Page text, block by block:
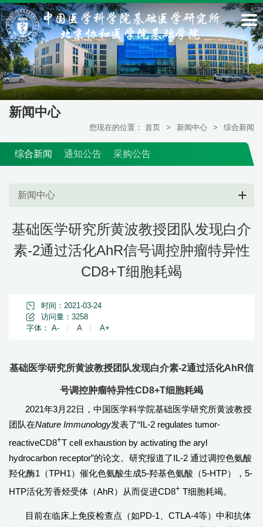
新闻中心
您现在的位置： 首页 > 新闻中心 > 综合新闻
综合新闻 通知公告 采购公告
新闻中心
基础医学研究所黄波教授团队发现白介
素-2通过活化AhR信号调控肿瘤特异性
CD8+T细胞耗竭
时间：2021-03-24
访问量： 3258
字体： A- A A+
基础医学研究所黄波教授团队发现白介素-2通过活化AhR信
号调控肿瘤特异性CD8+T细胞耗竭
2021年3月22日，中国医学科学院基础医学研究所黄波教授
团队在Nature Immunology发表了“IL-2 regulates tumor-
reactiveCD8+T cell exhaustion by activating the aryl
hydrocarbon receptor”的论文。研究报道了IL-2 通过调控色氨酸
羟化酶1（TPH1）催化色氨酸生成5-羟基色氨酸（5-HTP），5-
HTP活化芳香烃受体（AhR）从而促进CD8+ T细胞耗竭。
目前在临床上免疫检查点（如PD-1、CTLA-4等）中和抗体